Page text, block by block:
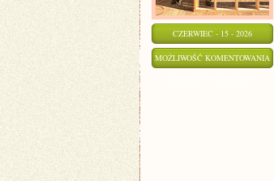
CZERWIEC - 15 - 2026
MOŻLIWOŚĆ KOMENTOWANIA